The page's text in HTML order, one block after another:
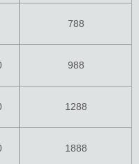
788
988
1288
1888